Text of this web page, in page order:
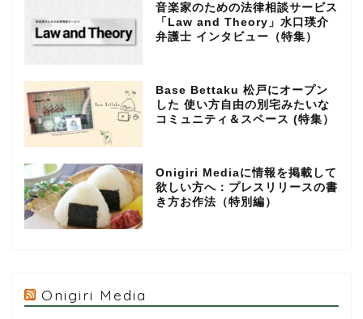
音楽家のための法律相談サービス
「Law and Theory」水口瑛介
弁護士 インタビュー（特集）
Base Bettaku 松戸にオープン
した 使い方自由の別宅みたいな
コミュニティ＆スペース (特集）
Onigiri Mediaに情報を掲載して
欲しい方へ：プレスリリースの書
き方お作法（特別編）
Onigiri Media